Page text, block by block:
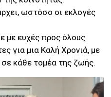
ωστόσο οι εκλογές
με ευχές προς όλους
για μια Καλή Χρονιά, με
σε κάθε τομέα της ζωής.